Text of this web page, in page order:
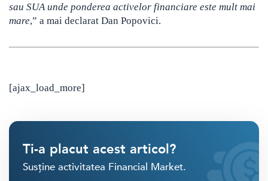
sau SUA unde ponderea activelor financiare este mult mai
mare,” a mai declarat Dan Popovici.
[ajax_load_more]
Ti-a placut acest articol?
Susține activitatea Financial Market.